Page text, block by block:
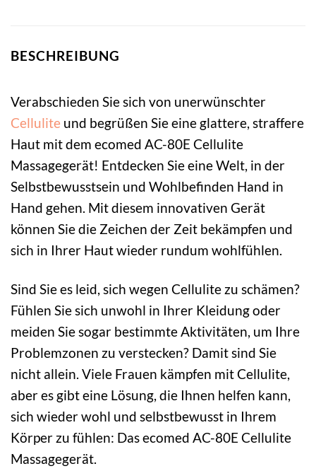
BESCHREIBUNG
Verabschieden Sie sich von unerwünschter
Cellulite und begrüßen Sie eine glattere, straffere
Haut mit dem ecomed AC-80E Cellulite
Massagegerät! Entdecken Sie eine Welt, in der
Selbstbewusstsein und Wohlbefinden Hand in
Hand gehen. Mit diesem innovativen Gerät
können Sie die Zeichen der Zeit bekämpfen und
sich in Ihrer Haut wieder rundum wohlfühlen.
Sind Sie es leid, sich wegen Cellulite zu schämen?
Fühlen Sie sich unwohl in Ihrer Kleidung oder
meiden Sie sogar bestimmte Aktivitäten, um Ihre
Problemzonen zu verstecken? Damit sind Sie
nicht allein. Viele Frauen kämpfen mit Cellulite,
aber es gibt eine Lösung, die Ihnen helfen kann,
sich wieder wohl und selbstbewusst in Ihrem
Körper zu fühlen: Das ecomed AC-80E Cellulite
Massagegerät.